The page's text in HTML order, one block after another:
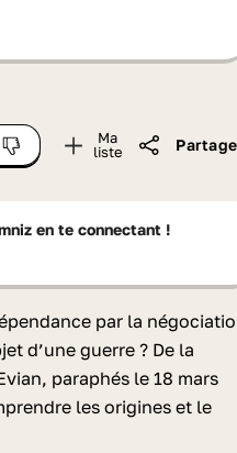
Ma
liste
en te connectant !
par la
d’une guerre ? De la
paraphés le 18 mars
les origines et le